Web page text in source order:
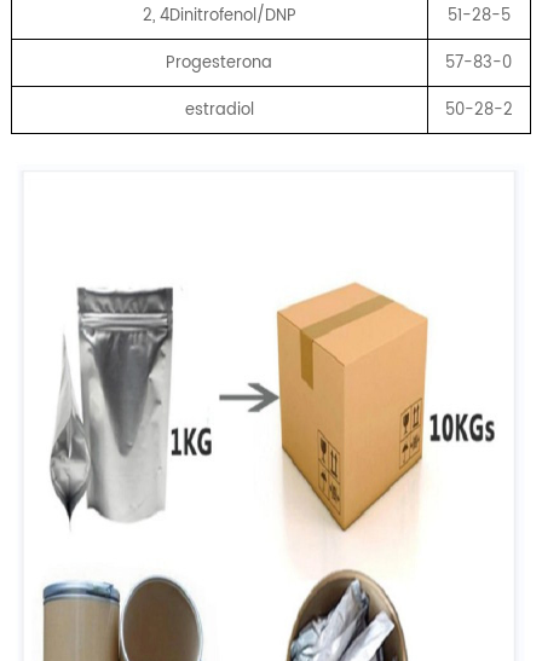
2, 4Dinitrofenol/DNP
51-28-5
Progesterona
57-83-0
estradiol
50-28-2